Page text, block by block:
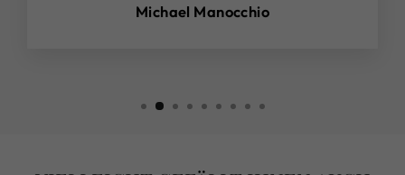
Michael Manocchio